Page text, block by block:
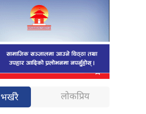
भर्खरै लोकप्रिय